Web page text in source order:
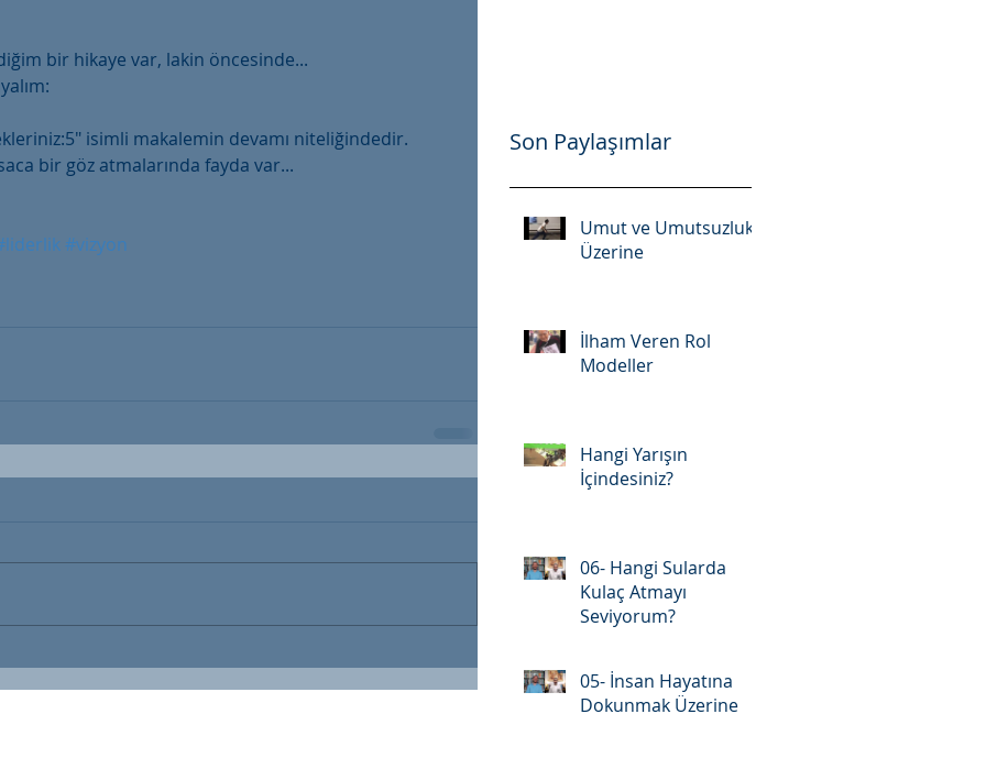
bir hikaye var, lakin öncesinde...
isimli makalemin devamı niteliğindedir.
bir göz atmalarında fayda var...
#vizyon
Son Paylaşımlar
Umut ve Umutsuzluk
Üzerine
İlham Veren Rol
Modeller
Hangi Yarışın
İçindesiniz?
06- Hangi Sularda
Kulaç Atmayı
Seviyorum?
05- İnsan Hayatına
Dokunmak Üzerine